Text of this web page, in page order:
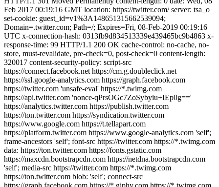
Feb 2017 00:19:16 GMT location: https://twitter.com/ server: tsa_o
set-cookie: guest_id=v1%3A148651315662539094;
Domain=.twitter.com; Path=/; Expires=Fri, 08-Feb-2019 00:19:16
UTC x-connection-hash: 0313fb9d834513339e439465bc9b4863 x-
response-time: 99 HTTP/1.1 200 OK cache-control: no-cache, no-
store, must-revalidate, pre-check=0, post-check=0 content-length:
320017 content-security-policy: script-src
https://connect.facebook.net https://cm.g.doubleclick.net
https://ssl.google-analytics.com https://graph.facebook.com
https://twitter.com 'unsafe-eval' https://*.twimg.com
https://api.twitter.com 'nonce-qPrsOGc7ZoSybyiu+IEp0g=='
https://analytics.twitter.com https://publish.twitter.com
https://ton.twitter.com https://syndication.twitter.com
https://www.google.com https://t.tellapart.com
https://platform.twitter.com https://www.google-analytics.com 'self';
frame-ancestors 'self'; font-src https://twitter.com https://*.twimg.com
data: https://ton.twitter.com https://fonts.gstatic.com
https://maxcdn.bootstrapcdn.com https://netdna.bootstrapcdn.com
'self'; media-src https://twitter.com https://*.twimg.com
https://ton.twitter.com blob: 'self'; connect-src
https://graph.facebook.com https://*.giphy.com https://*.twimg.com